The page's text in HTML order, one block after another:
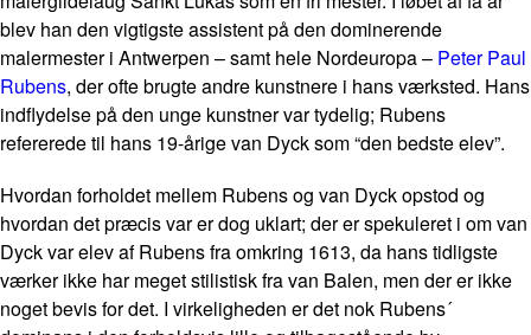
blev han den vigtigste assistent på den dominerende
malermester i Antwerpen – samt hele Nordeuropa – Peter Paul
Rubens, der ofte brugte andre kunstnere i hans værksted. Hans
indflydelse på den unge kunstner var tydelig; Rubens
refererede til hans 19-årige van Dyck som “den bedste elev”.
Hvordan forholdet mellem Rubens og van Dyck opstod og
hvordan det præcis var er dog uklart; der er spekuleret i om van
Dyck var elev af Rubens fra omkring 1613, da hans tidligste
værker ikke har meget stilistisk fra van Balen, men der er ikke
noget bevis for det. I virkeligheden er det nok Rubens´